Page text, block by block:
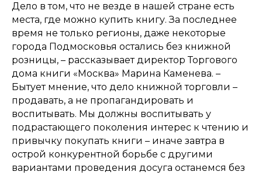
Дело в том, что не везде в нашей стране есть
места, где можно купить книгу. За последнее
время не только регионы, даже некоторые
города Подмосковья остались без книжной
розницы, – рассказывает директор Торгового
дома книги «Москва» Марина Каменева. –
Бытует мнение, что дело книжной торговли –
продавать, а не пропагандировать и
воспитывать. Мы должны воспитывать у
подрастающего поколения интерес к чтению и
привычку покупать книги – иначе завтра в
острой конкурентной борьбе с другими
вариантами проведения досуга останемся без